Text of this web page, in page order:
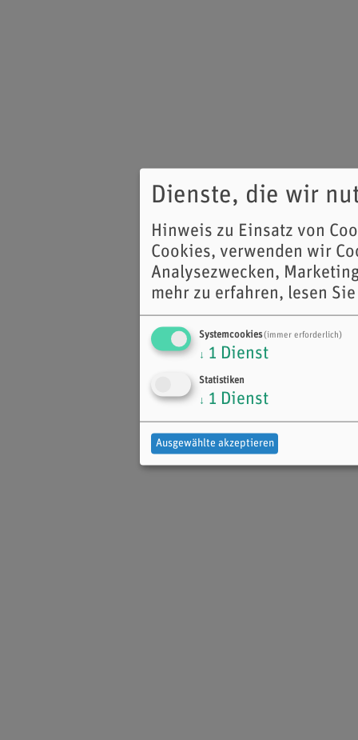
Dienste, die wir
Hinweis zu Einsatz von
Cookies, verwenden wir
Analysezwecken,
mehr zu erfahren, lesen
Systemcookies(immer erforderlich)
↓ 1 Dienst
Statistiken
↓ 1 Dienst
Ausgewählte akzeptieren